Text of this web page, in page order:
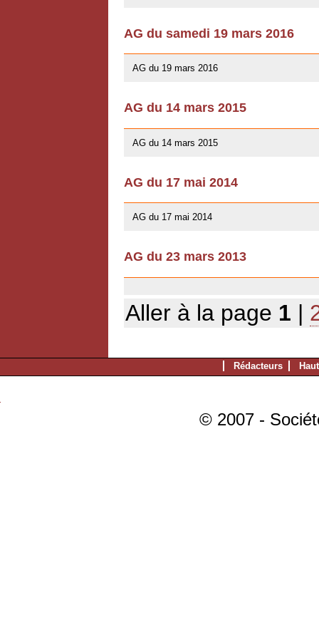
AG du samedi 19 mars 2016
AG du 19 mars 2016
AG du 14 mars 2015
AG du 14 mars 2015
AG du 17 mai 2014
AG du 17 mai 2014
AG du 23 mars 2013
Aller à la page 1 |
Rédacteurs
© 2007 -